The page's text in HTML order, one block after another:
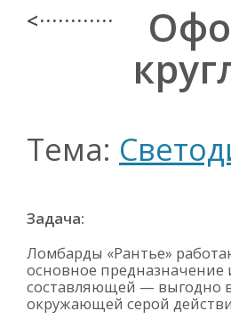
< · · · · · · · · · · · ·
Тема:
Задача:
Ломбарды «Рантье»
основное предназначение
составляющей — выгодно
окружающей серой